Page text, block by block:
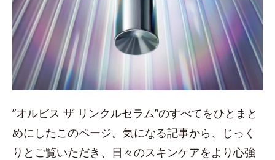
”オルビス ザ リンクルセラム”のすべてをひとまと
めにしたこのページ。気になる記事から、じっく
りとご覧いただき、日々のスキンケアをより心強